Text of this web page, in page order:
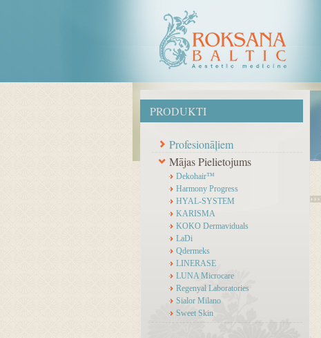
PRODUKTI
Profesionāļiem
Mājas Pielietojums
Dekohair™
Harmony Progress
HYAL-SYSTEM
KARISMA
KOKO Dermaviduals
LaDi
Qdermeks
LINERASE
LUNA Microcare
Regenyal Laboratories
Sialor Milano
Sweet Skin